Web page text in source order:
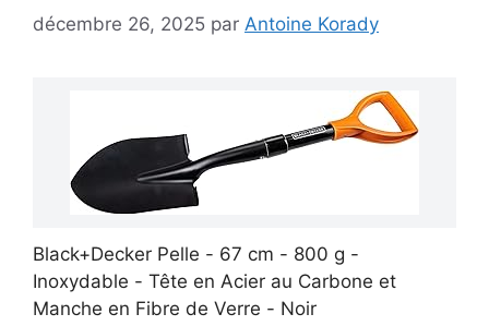
décembre 26, 2025 par Antoine Korady
Black+Decker Pelle - 67 cm - 800 g -
Inoxydable - Tête en Acier au Carbone et
Manche en Fibre de Verre - Noir